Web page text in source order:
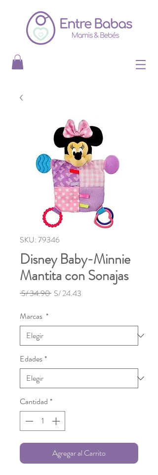
SKU: 79346
Disney Baby-Minnie
Mantita con Sonajas
S/ 34.90 Precio
S/ 24.43
Marcas *
Edades*
Cantidad *
Agregar al Carrito